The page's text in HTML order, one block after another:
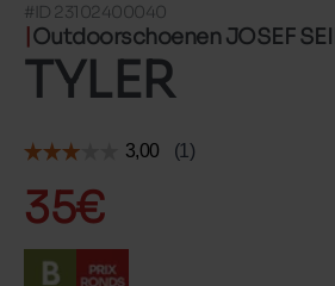
#ID 23102400040
Outdoorschoenen JOSEF
TYLER
35€